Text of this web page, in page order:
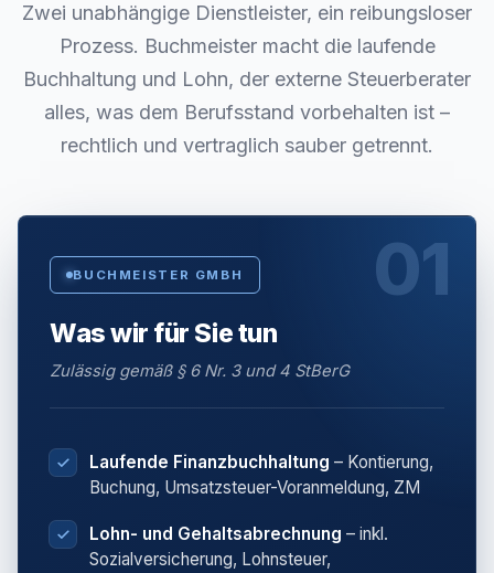
Zwei unabhängige Dienstleister, ein reibungsloser
Prozess. Buchmeister macht die laufende
Buchhaltung und Lohn, der externe Steuerberater
alles, was dem Berufsstand vorbehalten ist –
rechtlich und vertraglich sauber getrennt.
01
BUCHMEISTER GMBH
Was wir für Sie tun
Zulässig gemäß § 6 Nr. 3 und 4 StBerG
Laufende Finanzbuchhaltung – Kontierung,
Buchung, Umsatzsteuer-Voranmeldung, ZM
Lohn- und Gehaltsabrechnung – inkl.
Sozialversicherung, Lohnsteuer,